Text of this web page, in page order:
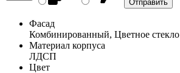
Фасад
Комбинированный, Цветное стекло
Материал корпуса
ЛДСП
Цвет